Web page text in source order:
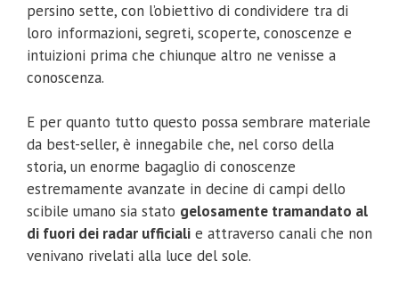
persino sette, con l’obiettivo di condividere tra di
loro informazioni, segreti, scoperte, conoscenze e
intuizioni prima che chiunque altro ne venisse a
conoscenza.
E per quanto tutto questo possa sembrare materiale
da best-seller, è innegabile che, nel corso della
storia, un enorme bagaglio di conoscenze
estremamente avanzate in decine di campi dello
scibile umano sia stato gelosamente tramandato al
di fuori dei radar ufficiali e attraverso canali che non
venivano rivelati alla luce del sole.